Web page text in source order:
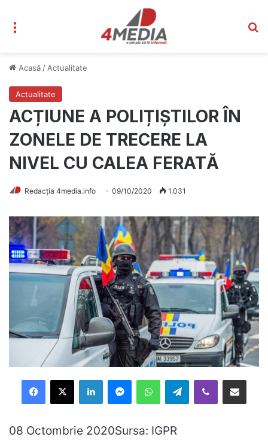
Acasă / Actualitate
Actualitate
ACȚIUNE A POLIȚIȘTILOR ÎN
ZONELE DE TRECERE LA
NIVEL CU CALEA FERATĂ
Redacția 4media.info 09/10/2020 1.031
Facebook
X LinkedInMessengerWhatsAppTelegramViber Distribuie prin mail
08 Octombrie 2020Sursa: IGPR